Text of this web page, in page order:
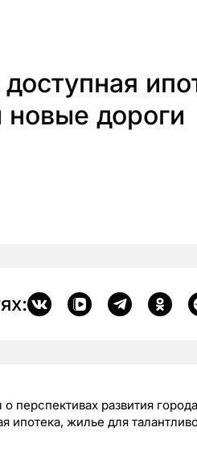
дороги
перспективах развития
ипотека, жилье для